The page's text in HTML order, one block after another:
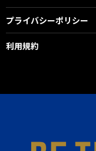
プライバシーポリシー
利用規約